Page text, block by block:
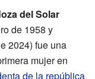
del Solar
de 1958 y
2024) fue una
mujer en
de la república